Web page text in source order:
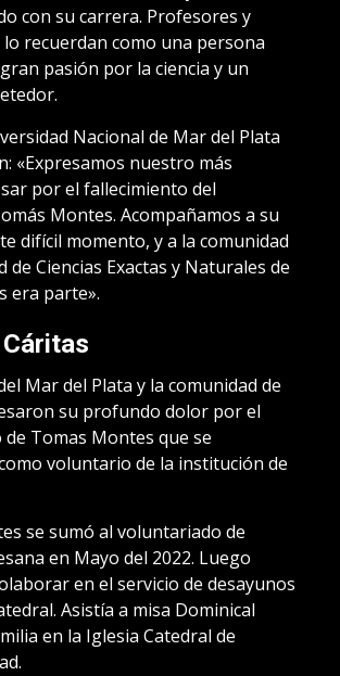
con su carrera. Profesores y
recuerdan como una persona
pasión por la ciencia y un
Nacional de Mar del Plata
«Expresamos nuestro más
por el fallecimiento del
Montes. Acompañamos a su
difícil momento, y a la comunidad
de Ciencias Exactas y Naturales de
era parte».
Mar del Plata y la comunidad de
su profundo dolor por el
Tomas Montes que se
voluntario de la institución de
se sumó al voluntariado de
en Mayo del 2022. Luego
en el servicio de desayunos
Asistía a misa Dominical
en la Iglesia Catedral de